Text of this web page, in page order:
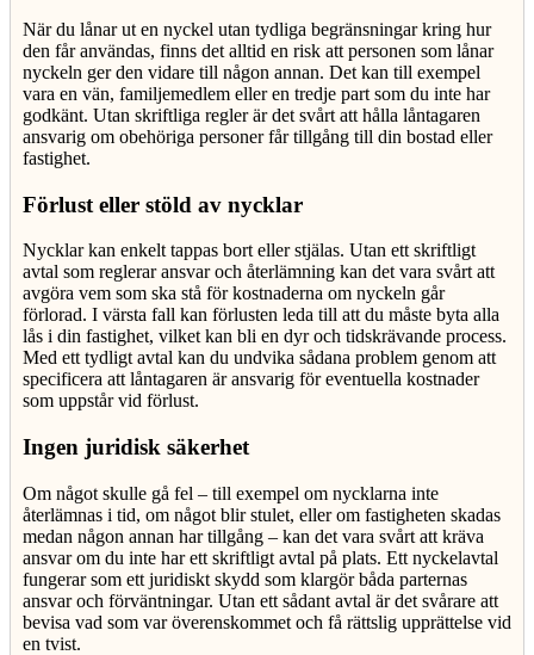
När du lånar ut en nyckel utan tydliga begränsningar kring hur
den får användas, finns det alltid en risk att personen som lånar
nyckeln ger den vidare till någon annan. Det kan till exempel
vara en vän, familjemedlem eller en tredje part som du inte har
godkänt. Utan skriftliga regler är det svårt att hålla låntagaren
ansvarig om obehöriga personer får tillgång till din bostad eller
fastighet.
Förlust eller stöld av nycklar
Nycklar kan enkelt tappas bort eller stjälas. Utan ett skriftligt
avtal som reglerar ansvar och återlämning kan det vara svårt att
avgöra vem som ska stå för kostnaderna om nyckeln går
förlorad. I värsta fall kan förlusten leda till att du måste byta alla
lås i din fastighet, vilket kan bli en dyr och tidskrävande process.
Med ett tydligt avtal kan du undvika sådana problem genom att
specificera att låntagaren är ansvarig för eventuella kostnader
som uppstår vid förlust.
Ingen juridisk säkerhet
Om något skulle gå fel – till exempel om nycklarna inte
återlämnas i tid, om något blir stulet, eller om fastigheten skadas
medan någon annan har tillgång – kan det vara svårt att kräva
ansvar om du inte har ett skriftligt avtal på plats. Ett nyckelavtal
fungerar som ett juridiskt skydd som klargör båda parternas
ansvar och förväntningar. Utan ett sådant avtal är det svårare att
bevisa vad som var överenskommet och få rättslig upprättelse vid
en tvist.